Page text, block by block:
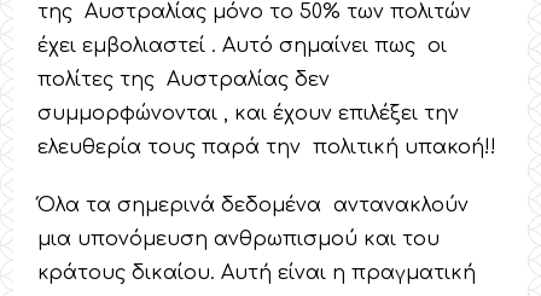
της Αυστραλίας μόνο το 50% των πολιτών
έχει εμβολιαστεί . Αυτό σημαίνει πως οι
πολίτες της Αυστραλίας δεν
συμμορφώνονται , και έχουν επιλέξει την
ελευθερία τους παρά την πολιτική υπακοή!!
Όλα τα σημερινά δεδομένα αντανακλούν
μια υπονόμευση ανθρωπισμού και του
κράτους δικαίου. Αυτή είναι η πραγματική